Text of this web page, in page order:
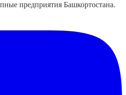
предприятия Башкортостана.